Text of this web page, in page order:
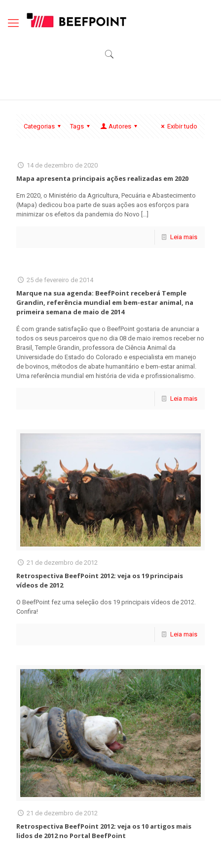
Categorias Tags Autores Exibir tudo
14 de dezembro de 2020
Mapa apresenta principais ações realizadas em 2020
Em 2020, o Ministério da Agricultura, Pecuária e Abastecimento
(Mapa) dedicou boa parte de suas ações aos esforços para
minimizar os efeitos da pandemia do Novo […]
Leia mais
25 de fevereiro de 2014
Marque na sua agenda: BeefPoint receberá Temple
Grandin, referência mundial em bem-estar animal, na
primeira semana de maio de 2014
É com grande satisfação que o BeefPoint gostaria de anunciar a
todos os seus parceiros que no dia 08 de maio iremos receber no
Brasil, Temple Grandin, professora de Ciência Animal da
Universidade do Estado do Colorado e especialista em manejo
de bovinos, métodos de abate humanitário e bem-estar animal.
Uma referência mundial em história de vida e profissionalismo.
Leia mais
21 de dezembro de 2012
Retrospectiva BeefPoint 2012: veja os 19 principais
vídeos de 2012
O BeefPoint fez uma seleção dos 19 principais vídeos de 2012.
Confira!
Leia mais
21 de dezembro de 2012
Retrospectiva BeefPoint 2012: veja os 10 artigos mais
lidos de 2012 no Portal BeefPoint